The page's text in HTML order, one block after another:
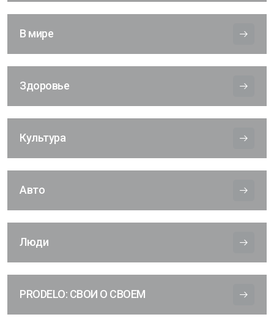
В мире
Здоровье
Культура
Авто
Люди
PRODELO: СВОИ О СВОЕМ